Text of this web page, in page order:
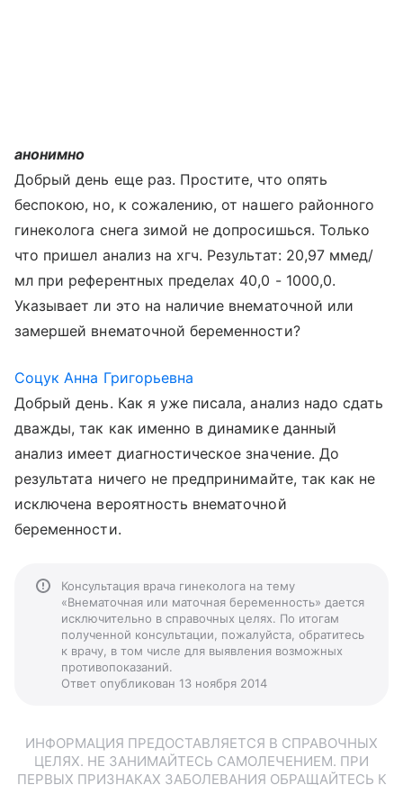
анонимно
Добрый день еще раз. Простите, что опять
беспокою, но, к сожалению, от нашего районного
гинеколога снега зимой не допросишься. Только
что пришел анализ на хгч. Результат: 20,97 ммед/
мл при референтных пределах 40,0 - 1000,0.
Указывает ли это на наличие внематочной или
замершей внематочной беременности?
Соцук Анна Григорьевна
Добрый день. Как я уже писала, анализ надо сдать
дважды, так как именно в динамике данный
анализ имеет диагностическое значение. До
результата ничего не предпринимайте, так как не
исключена вероятность внематочной
беременности.
Консультация врача гинеколога на тему
«Внематочная или маточная беременность» дается
исключительно в справочных целях. По итогам
полученной консультации, пожалуйста, обратитесь
к врачу, в том числе для выявления возможных
противопоказаний.
Ответ опубликован 13 ноября 2014
ИНФОРМАЦИЯ ПРЕДОСТАВЛЯЕТСЯ В СПРАВОЧНЫХ
ЦЕЛЯХ. НЕ ЗАНИМАЙТЕСЬ САМОЛЕЧЕНИЕМ. ПРИ
ПЕРВЫХ ПРИЗНАКАХ ЗАБОЛЕВАНИЯ ОБРАЩАЙТЕСЬ К